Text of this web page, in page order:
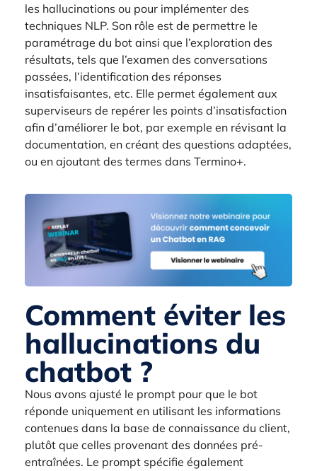
les hallucinations ou pour implémenter des
techniques NLP. Son rôle est de permettre le
paramétrage du bot ainsi que l’exploration des
résultats, tels que l’examen des conversations
passées, l’identification des réponses
insatisfaisantes, etc. Elle permet également aux
superviseurs de repérer les points d’insatisfaction
afin d’améliorer le bot, par exemple en révisant la
documentation, en créant des questions adaptées,
ou en ajoutant des termes dans Termino+.
Comment éviter les
hallucinations du
chatbot ?
Nous avons ajusté le prompt pour que le bot
réponde uniquement en utilisant les informations
contenues dans la base de connaissance du client,
plutôt que celles provenant des données pré-
entraînées. Le prompt spécifie également